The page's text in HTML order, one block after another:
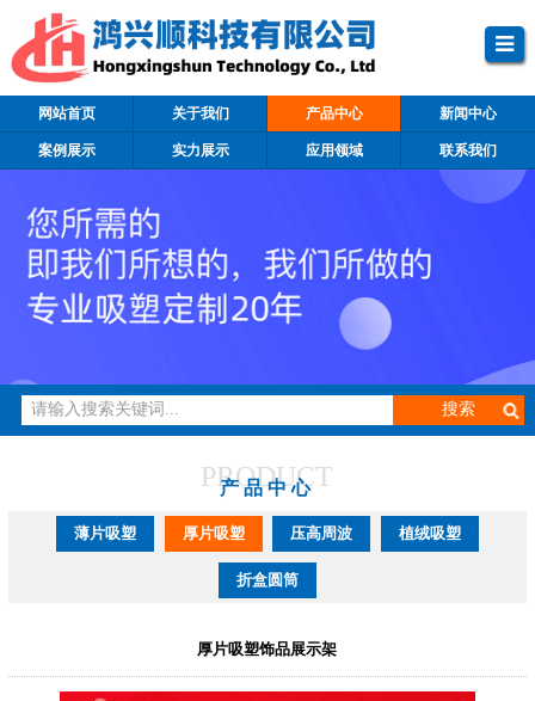
网站首页 关于我们 产品中心 新闻中心
案例展示 实力展示 应用领域 联系我们
PRODUCT
产品中心
薄片吸塑 厚片吸塑 压高周波 植绒吸塑
折盒圆筒
厚片吸塑饰品展示架